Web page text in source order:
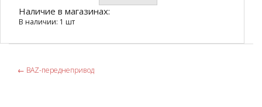
Наличие в магазинах:
В наличии: 1 шт
← ВАZ-переднепривод